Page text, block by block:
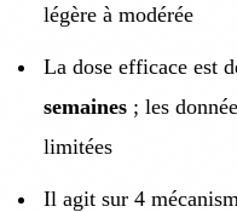
légère à modérée
La dose efficace est
semaines ; les
limitées
Il agit sur 4